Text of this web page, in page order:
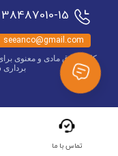
تماس با ما
38487010-15
seeanco@gmail.com
کلیه حقوق مادی و معنوی
برداری